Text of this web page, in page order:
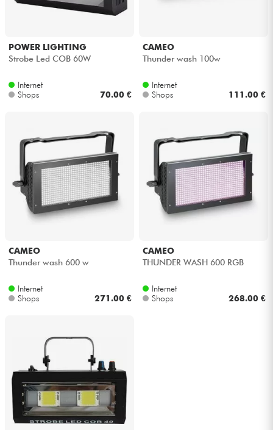
POWER LIGHTING
Strobe Led COB 60W
Internet
Shops
70.00 €
CAMEO
Thunder wash 100w
Internet
Shops
111.00 €
CAMEO
Thunder wash 600 w
Internet
Shops
271.00 €
CAMEO
THUNDER WASH 600 RGB
Internet
Shops
268.00 €